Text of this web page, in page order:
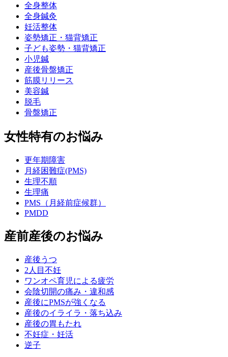
全身整体
全身鍼灸
妊活整体
姿勢矯正・猫背矯正
子ども姿勢・猫背矯正
小児鍼
産後骨盤矯正
筋膜リリース
美容鍼
脱毛
骨盤矯正
女性特有のお悩み
更年期障害
月経困難症(PMS)
生理不順
生理痛
PMS（月経前症候群）
PMDD
産前産後のお悩み
産後うつ
2人目不妊
ワンオペ育児による疲労
会陰切開の痛み・違和感
産後にPMSが強くなる
産後のイライラ・落ち込み
産後の胃もたれ
不妊症・妊活
逆子